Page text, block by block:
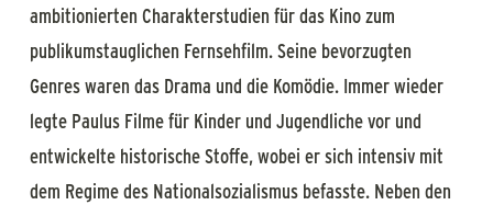
ambitionierten Charakterstudien für das Kino zum
publikumstauglichen Fernsehfilm. Seine bevorzugten
Genres waren das Drama und die Komödie. Immer wieder
legte Paulus Filme für Kinder und Jugendliche vor und
entwickelte historische Stoffe, wobei er sich intensiv mit
dem Regime des Nationalsozialismus befasste. Neben den